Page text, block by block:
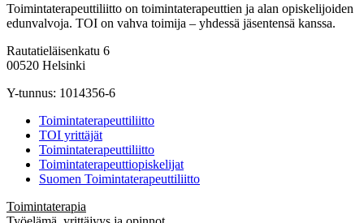
Toimintaterapeuttiliitto on toimintaterapeuttien ja alan opiskelijoiden
edunvalvoja. TOI on vahva toimija – yhdessä jäsentensä kanssa.
Rautatieläisenkatu 6
00520 Helsinki
Y-tunnus: 1014356-6
Toimintaterapeuttiliitto
TOI yrittäjät
Toimintaterapeuttiliitto
Toimintaterapeuttiopiskelijat
Suomen Toimintaterapeuttiliitto
Toimintaterapia